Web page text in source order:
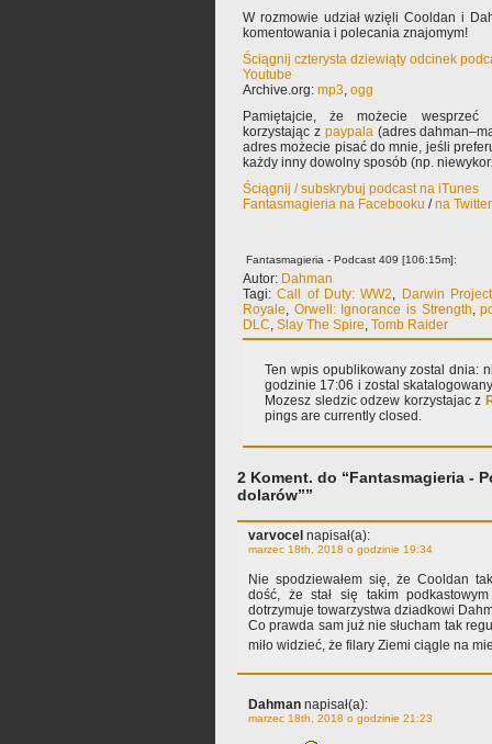
W rozmowie udział wzięli Cooldan i
komentowania i polecania znajomym!
Ściągnij czterysta dziewiąty odcinek
Youtube
Archive.org: mp3, ogg
Pamiętajcie, że możecie wesprzeć
korzystając z paypala(adres
adres możecie pisać do mnie, jeśli
każdy inny dowolny sposób (np.
Ściągnij / subskrybuj podcast na iTunes
Fantasmagieria na Facebooku /na
Fantasmagieria - Podcast 409 [106:15m]:
Autor: Dahman
Tagi:Call of Duty: WW2, Darwin Project
Royale, Orwell: Ignorance is Strength,
DLC, Slay The Spire, Tomb Raider
Ten wpis opublikowany zostal dnia:
godzinie 17:06 i zostal
Mozesz sledzic odzew korzystajac z
pings are currently closed.
2 Koment. do “Fantasmagieria -
dolarów””
varvocel napisał(a):
marzec 18th, 2018 o godzinie 19:34
Nie spodziewałem się, że Cooldan
dość, że stał się takim
dotrzymuje towarzystwa dziadkowi
Co prawda sam już nie słucham tak
miło widzieć, że filary Ziemi ciągle na
Dahman napisał(a):
marzec 18th, 2018 o godzinie 21:23